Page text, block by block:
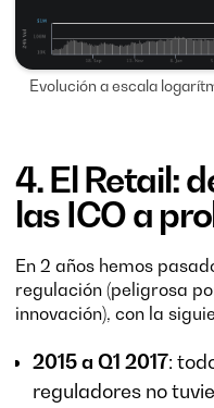
Evolución a escala
4. El Retail:
las ICO a
En 2 años hemos
regulación (peligrosa
innovación), con la
2015 a Q1 2017:
reguladores no